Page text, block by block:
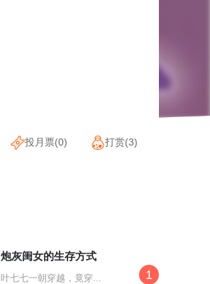
投月票(0) 打赏(3)
炮灰闺女的生存方式
叶七七一朝穿越，竟穿...
1